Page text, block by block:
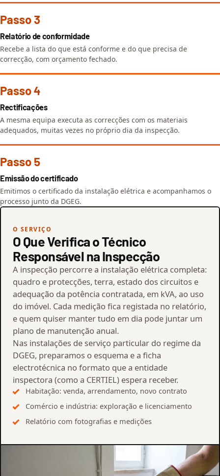
Passo 3
Relatório de conformidade
Recebe a lista do que está conforme e do que precisa de
correcção, com orçamento fechado.
Passo 4
Rectificações
A mesma equipa executa as correcções com os materiais
adequados, muitas vezes no próprio dia da inspecção.
Passo 5
Emissão do certificado
Emitimos o certificado da instalação elétrica e acompanhamos o
processo junto da DGEG.
O SERVIÇO
O Que Verifica o Técnico
Responsável na Inspecção
A inspecção percorre a instalação elétrica completa:
quadro e protecções, terra, estado dos circuitos e
adequação da potência contratada, em kVA, ao uso
do imóvel. Cada medição fica registada no relatório,
e quem quiser manter tudo em dia pode juntar um
plano de manutenção anual.
Nas instalações de serviço particular do regime da
DGEG, preparamos o esquema e a ficha
electrotécnica no formato que a entidade
inspectora (como a CERTIEL) espera receber.
Habitação: venda, arrendamento, novo contrato
Comércio e indústria: exploração e licenciamento
Relatório com fotografias e medições